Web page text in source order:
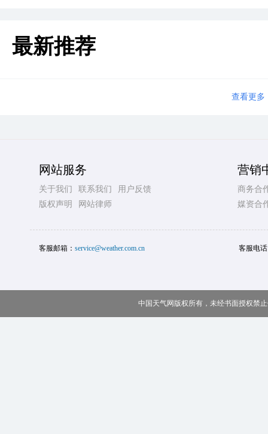
最新推荐
查看更多
网站服务
关于我们 联系我们
用户反馈
版权声明
网站律师
营销
商务合
媒资合
客服邮箱： service@weather.com.cn 客服电
中国天气网版权所有，未经书面授权